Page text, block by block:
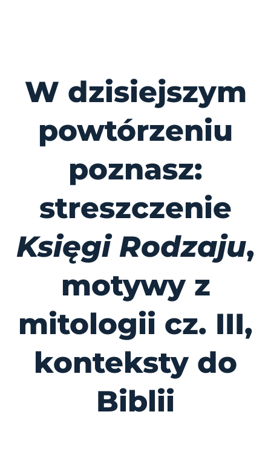
W dzisiejszym
powtórzeniu
poznasz:
streszczenie
Księgi Rodzaju,
motywy z
mitologii cz. III,
konteksty do
Biblii